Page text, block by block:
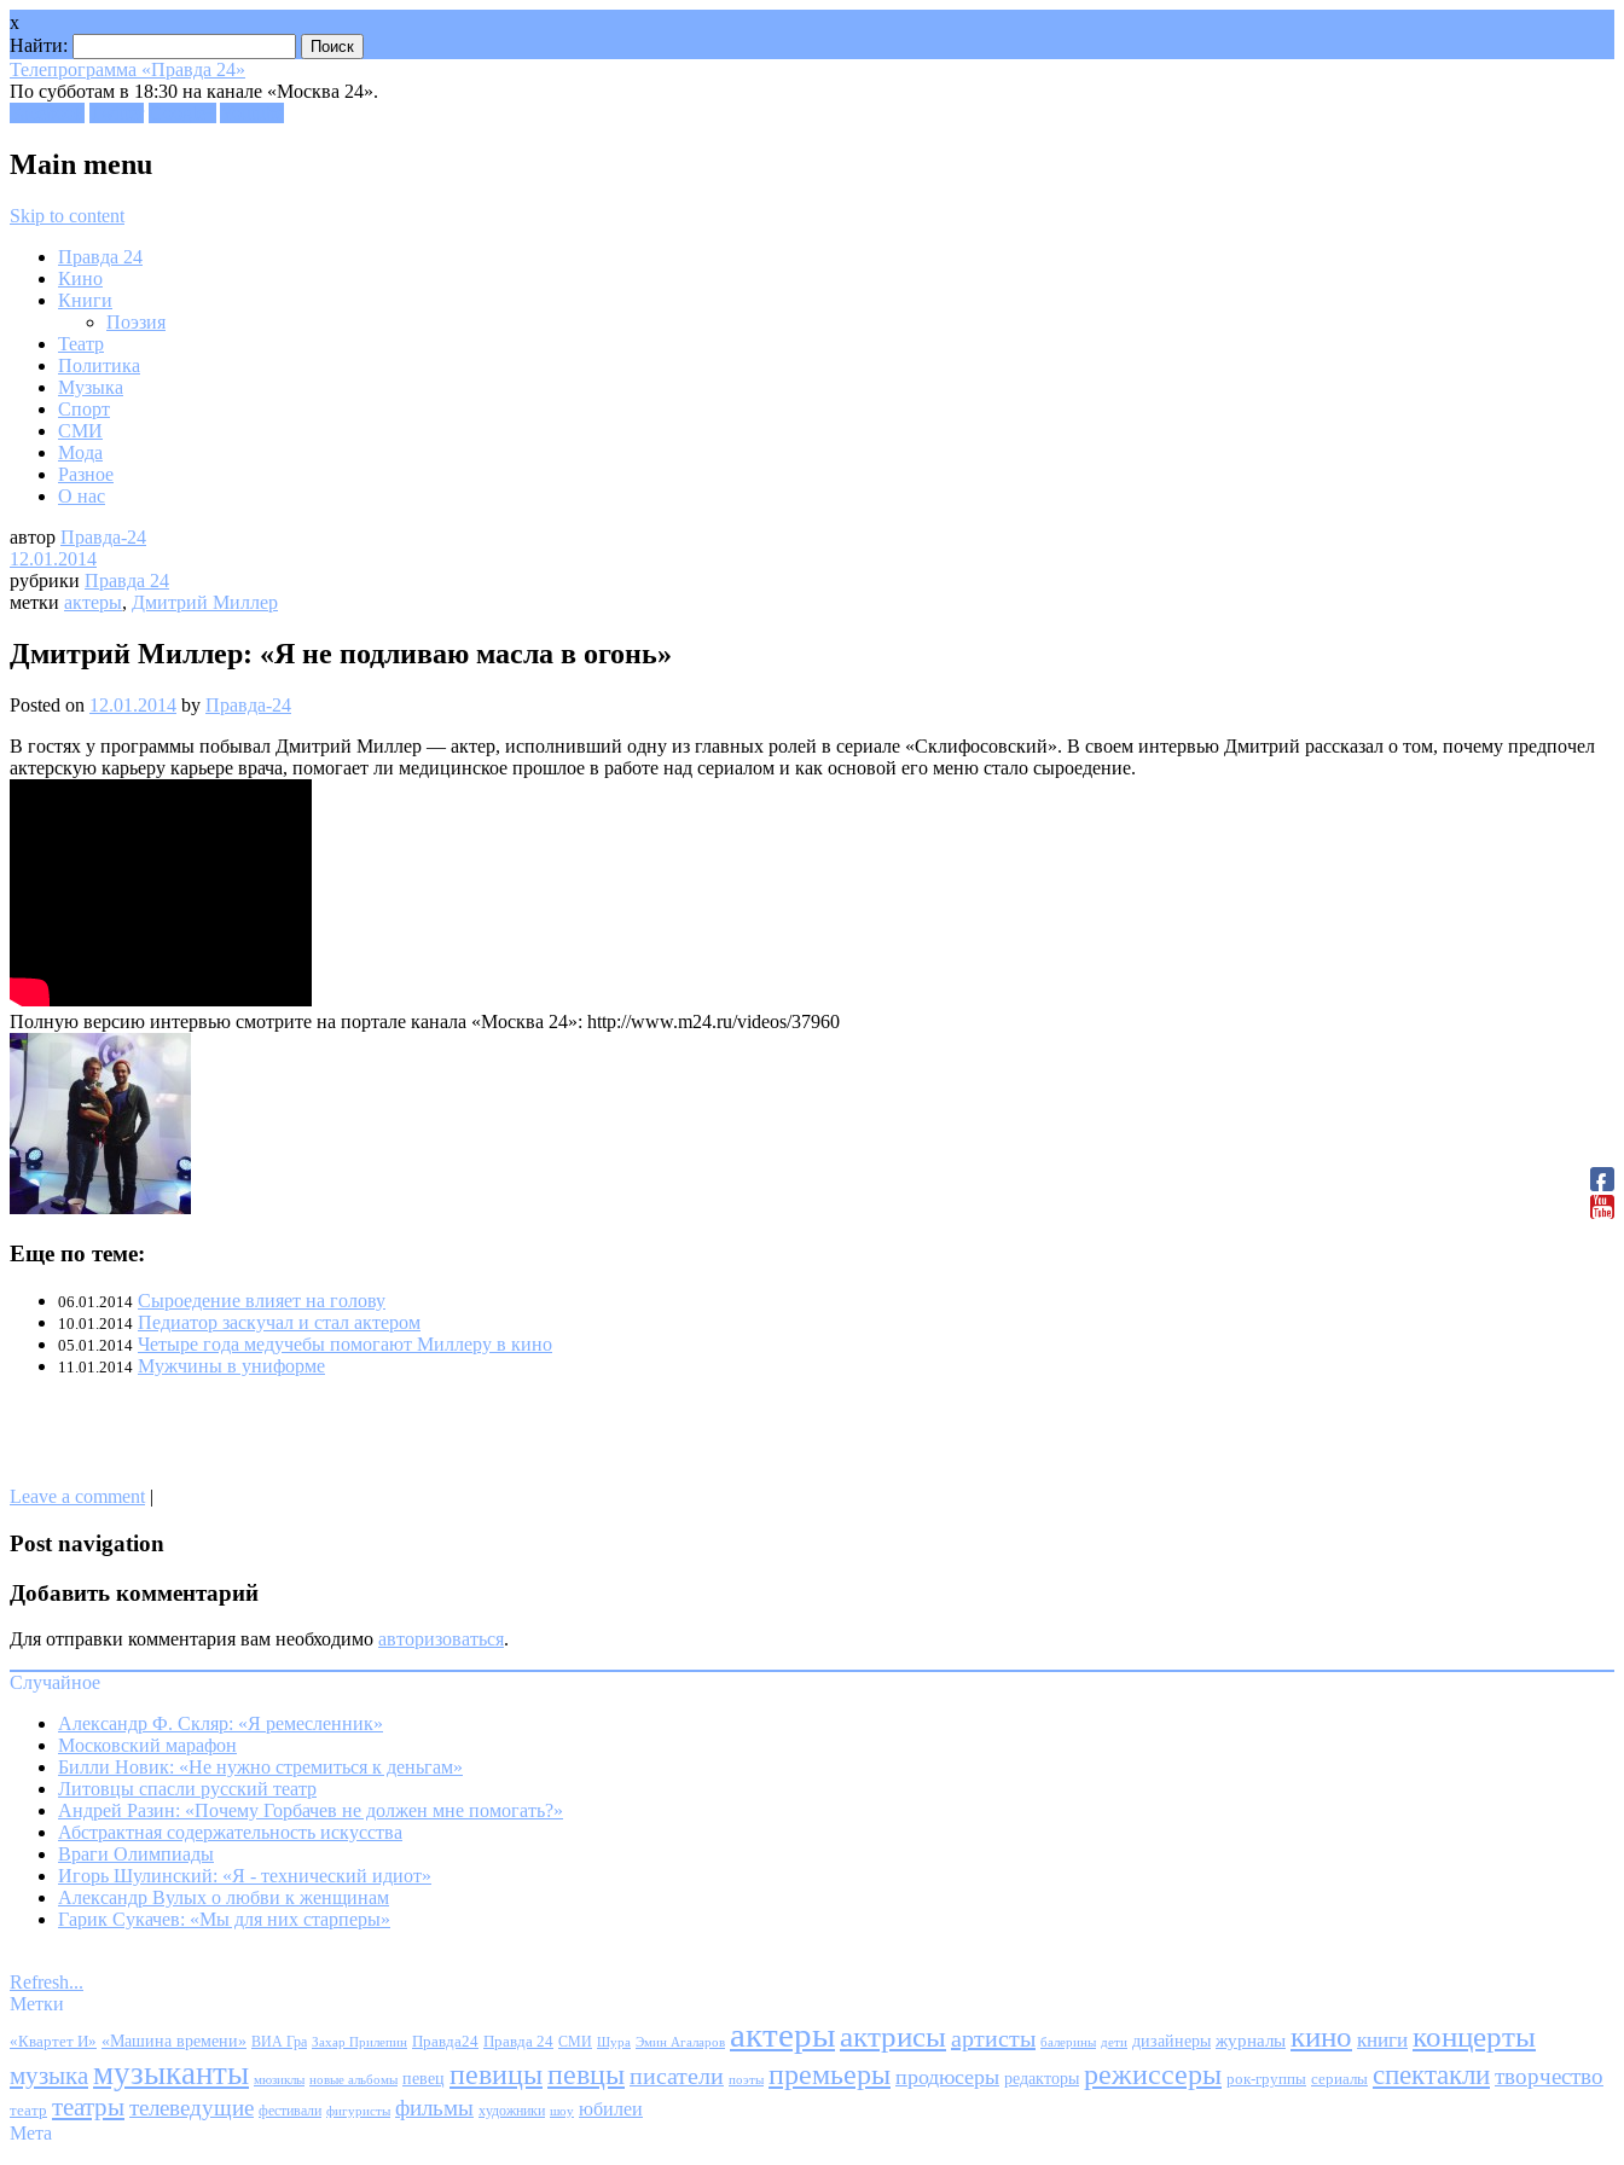
x
Найти:
Телепрограмма «Правда 24»
По субботам в 18:30 на канале «Москва 24».
Main menu
Skip to content
Правда 24
Кино
Книги
Поэзия
Театр
Политика
Музыка
Спорт
СМИ
Мода
Разное
О нас
автор Правда-24
12.01.2014
рубрики Правда 24
метки актеры, Дмитрий Миллер
Дмитрий Миллер: «Я не подливаю масла в огонь»
Posted on 12.01.2014 by Правда-24
В гостях у программы побывал Дмитрий Миллер — актер, исполнивший одну из главных ролей в сериале «Склифосовский». В своем интервью Дмитрий рассказал о том, почему предпочел
актерскую карьеру карьере врача, помогает ли медицинское прошлое в работе над сериалом и как основой его меню стало сыроедение.
Полную версию интервью смотрите на портале канала «Москва 24»: http://www.m24.ru/videos/37960
Еще по теме:
06.01.2014 Сыроедение влияет на голову
10.01.2014 Педиатор заскучал и стал актером
05.01.2014 Четыре года медучебы помогают Миллеру в кино
11.01.2014 Мужчины в униформе
Leave a comment |
Post navigation
Добавить комментарий
Для отправки комментария вам необходимо авторизоваться.
Случайное
Александр Ф. Скляр: «Я ремесленник»
Московский марафон
Билли Новик: «Не нужно стремиться к деньгам»
Литовцы спасли русский театр
Андрей Разин: «Почему Горбачев не должен мне помогать?»
Абстрактная содержательность искусства
Враги Олимпиады
Игорь Шулинский: «Я - технический идиот»
Александр Вулых о любви к женщинам
Гарик Сукачев: «Мы для них старперы»
Refresh...
Метки
«Квартет И» «Машина времени» ВИА Гра Захар Прилепин Правда24 Правда 24 СМИ Шура Эмин Агаларов актерыактрисы артисты балерины дети дизайнеры журналы кино книги концерты
музыкамузыканты мюзиклы новые альбомы певец певицыпевцыписатели поэты премьеры продюсеры редакторы режиссеры рок-группы сериалы спектаклитворчество
театр театрытелеведущие фестивали фигуристы фильмы художники шоу юбилеи
Мета